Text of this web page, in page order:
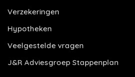
Verzekeringen
Hypotheken
Veelgestelde vragen
J&R Adviesgroep Stappenplan